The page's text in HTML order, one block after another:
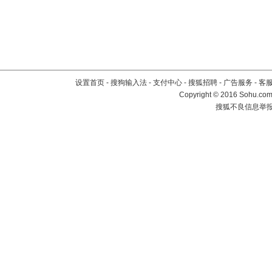
设置首页 - 搜狗输入法 - 支付中心 - 搜狐招聘 - 广告服务 - 客
Copyright©2016
搜狐不良信息举